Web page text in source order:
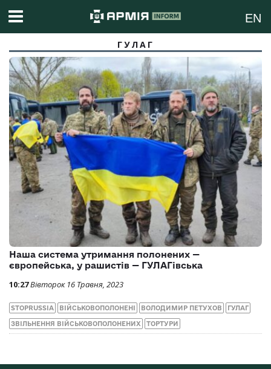
EN
ГУЛАГ
Наша система утримання полонених —
європейська, у рашистів — ГУЛАГівська
10:27Вівторок 16 Травня, 2023
STOPRUSSIA ВІЙСЬКОВОПОЛОНЕНІ ВОЛОДИМИР ПЕТУХОВ ГУЛАГ
ЗВІЛЬНЕННЯ ВІЙСЬКОВОПОЛОНЕНИХ ТОРТУРИ